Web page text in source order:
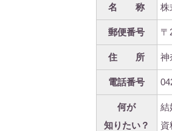
名 称 株
郵便番号 〒
住 所 神
電話番号
何が
知りたい？
結
資